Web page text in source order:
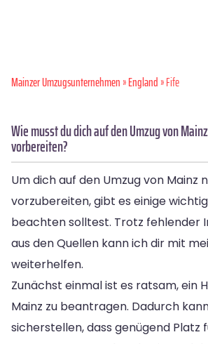
Mainzer Umzugsunternehmen»England» Fife
Wie musst du dich auf den Umzug von
vorbereiten?
Um dich auf den Umzug von Mainz
vorzubereiten, gibt es einige
beachten solltest. Trotz fehlender
aus den Quellen kann ich dir mit
weiterhelfen.
Zunächst einmal ist es ratsam, ein
Mainz zu beantragen. Dadurch
sicherstellen, dass genügend Platz